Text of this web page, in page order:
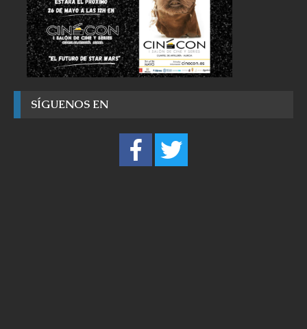
SÍGUENOS EN